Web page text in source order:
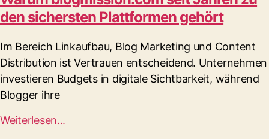
den sichersten Plattformen gehört
Im Bereich Linkaufbau, Blog Marketing und Content
Distribution ist Vertrauen entscheidend. Unternehmen
investieren Budgets in digitale Sichtbarkeit, während
Blogger ihre
Weiterlesen...